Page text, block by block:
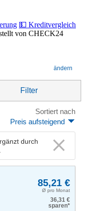
💵 Kreditvergleich
von CHECK24